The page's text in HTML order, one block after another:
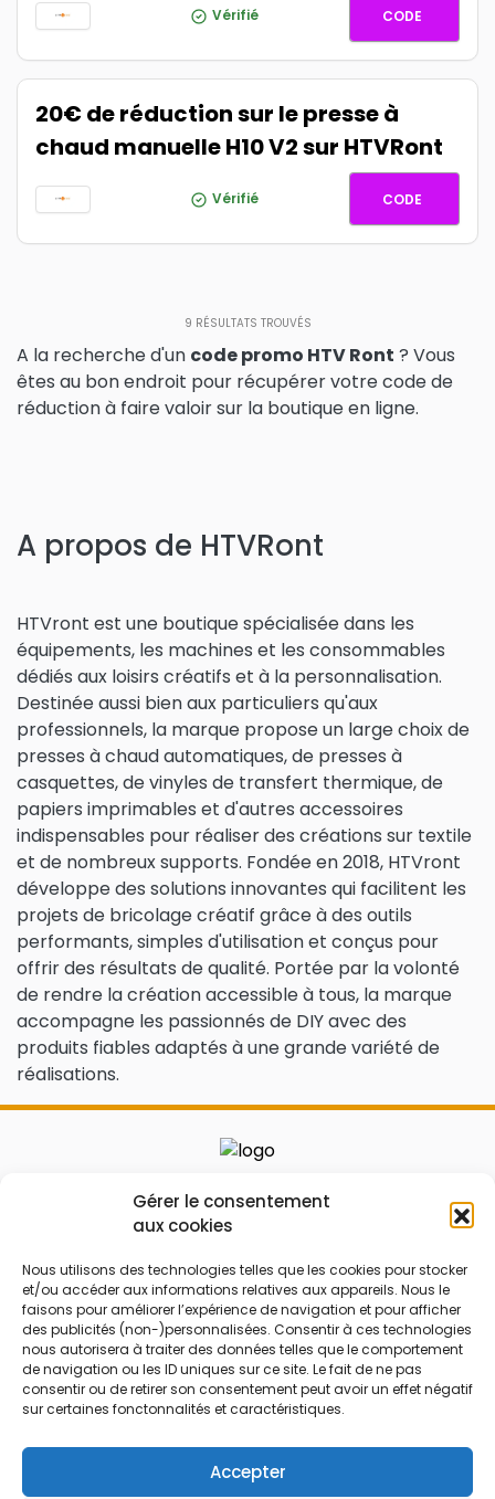
Gérer le consentement
aux cookies
Nous utilisons des technologies telles que les cookies pour stocker
et/ou accéder aux informations relatives aux appareils. Nous le
faisons pour améliorer l’expérience de navigation et pour afficher
des publicités (non-)personnalisées. Consentir à ces technologies
nous autorisera à traiter des données telles que le comportement
de navigation ou les ID uniques sur ce site. Le fait de ne pas
consentir ou de retirer son consentement peut avoir un effet négatif
sur certaines fonctonnalités et caractéristiques.
Accepter
Vérifié SPRING8
CODE
20€ de réduction sur le presse à
chaud manuelle H10 V2 sur HTVRont
Vérifié HAF20
CODE
9 RÉSULTATS TROUVÉS
A la recherche d'un code promo HTV Ront ? Vous
êtes au bon endroit pour récupérer votre code de
réduction à faire valoir sur la boutique en ligne.
A propos de HTVRont
HTVront est une boutique spécialisée dans les
équipements, les machines et les consommables
dédiés aux loisirs créatifs et à la personnalisation.
Destinée aussi bien aux particuliers qu'aux
professionnels, la marque propose un large choix de
presses à chaud automatiques, de presses à
casquettes, de vinyles de transfert thermique, de
papiers imprimables et d'autres accessoires
indispensables pour réaliser des créations sur textile
et de nombreux supports. Fondée en 2018, HTVront
développe des solutions innovantes qui facilitent les
projets de bricolage créatif grâce à des outils
performants, simples d'utilisation et conçus pour
offrir des résultats de qualité. Portée par la volonté
de rendre la création accessible à tous, la marque
accompagne les passionnés de DIY avec des
produits fiables adaptés à une grande variété de
réalisations.
Le prix peut être réduit !
FAQ
Qui sommes nous
Contactez-nous
Mentions légales
Code réduction
Bons plans
Soldes
French Days